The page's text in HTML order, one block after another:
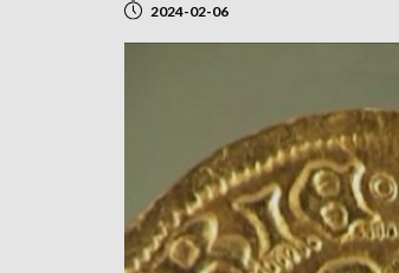
2024-02-06